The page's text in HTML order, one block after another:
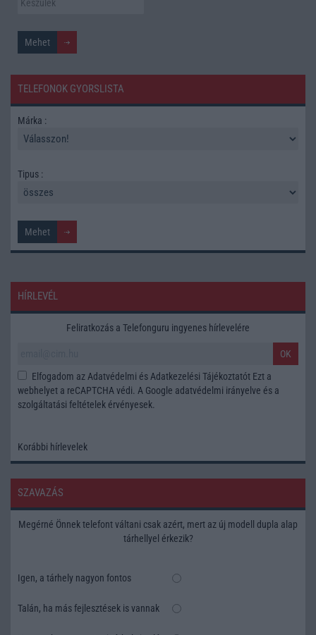
TELEFONOK GYORSLISTA
Márka :
Tipus :
HÍRLEVÉL
Feliratkozás a Telefonguru ingyenes hírlevelére
OK
Elfogadom az Adatvédelmi és Adatkezelési Tájékoztatót Ezt a
webhelyet a reCAPTCHA védi. A Google adatvédelmi irányelve és a
szolgáltatási feltételek érvényesek.
Korábbi hírlevelek
SZAVAZÁS
Megérné Önnek telefont váltani csak azért, mert az új modell dupla alap
tárhellyel érkezik?
Igen, a tárhely nagyon fontos
Talán, ha más fejlesztések is vannak